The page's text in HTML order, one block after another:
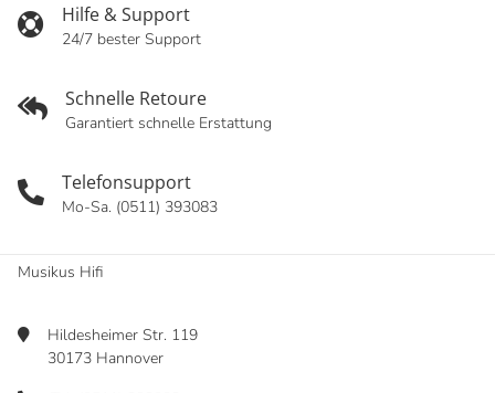
Hilfe & Support
24/7 bester Support
Schnelle Retoure
Garantiert schnelle Erstattung
Telefonsupport
Mo-Sa. (0511) 393083
Musikus Hifi
Hildesheimer Str. 119
30173 Hannover